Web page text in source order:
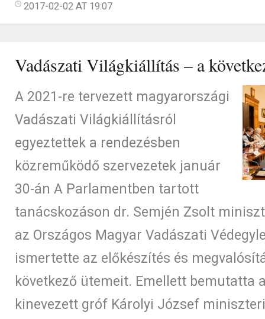
2017-02-02 AT 19:07
Vadászati Világkiállítás – a
A 2021-re tervezett magyarországi
Vadászati Világkiállításról
egyeztettek a rendezésben
közreműködő szervezetek január
30-án A Parlamentben tartott
tanácskozáson dr. Semjén Zsolt
az Országos Magyar Vadászati
ismertette az előkészítés és
következő ütemeit. Emellett bemutatta
kinevezett gróf Károlyi József